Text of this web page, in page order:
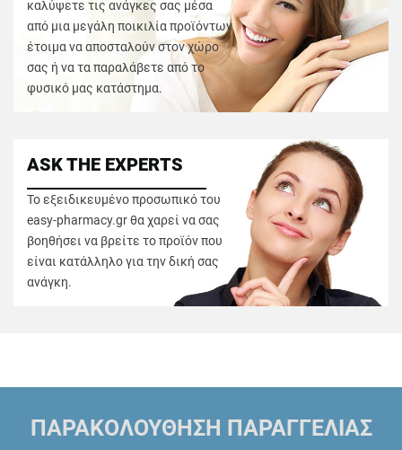
καλύψετε τις ανάγκες σας μέσα
από μια μεγάλη ποικιλία προϊόντων
έτοιμα να αποσταλούν στον χώρο
σας ή να τα παραλάβετε από το
φυσικό μας κατάστημα.
ASK THE EXPERTS
Το εξειδικευμένο προσωπικό του
easy-pharmacy.gr θα χαρεί να σας
βοηθήσει να βρείτε το προϊόν που
είναι κατάλληλο για την δική σας
ανάγκη.
ΠΑΡΑΚΟΛΟΥΘΗΣΗ ΠΑΡΑΓΓΕΛΙΑΣ